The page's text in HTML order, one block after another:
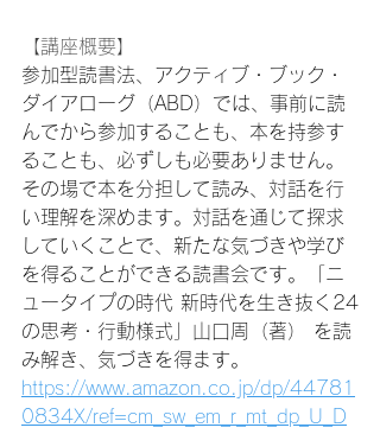
【講座概要】
参加型読書法、アクティブ・ブック・
ダイアローグ（ABD）では、事前に読
んでから参加することも、本を持参す
ることも、必ずしも必要ありません。
その場で本を分担して読み、対話を行
い理解を深めます。対話を通じて探求
していくことで、新たな気づきや学び
を得ることができる読書会です。「ニ
ュータイプの時代 新時代を生き抜く24
の思考・行動様式」山口周（著） を読
み解き、気づきを得ます。
https://www.amazon.co.jp/dp/44781
0834X/ref=cm_sw_em_r_mt_dp_U_D